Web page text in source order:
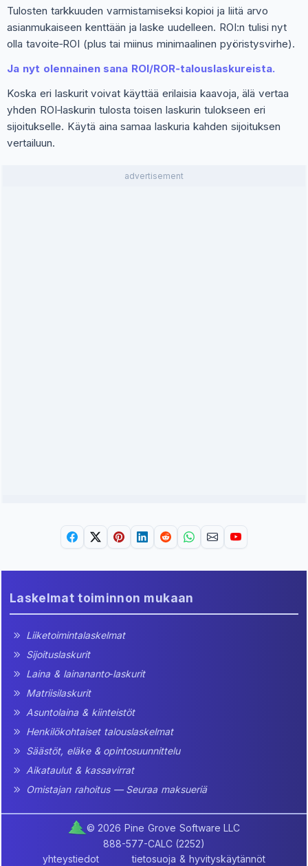
Tulosten tarkkuuden varmistamiseksi kopioi ja liitä arvo
asianmukaiseen kenttään ja laske uudelleen. ROI:n tulisi nyt
olla tavoite‑ROI (plus tai miinus minimaalinen pyöristysvirhe).
Ja nyt olennainen sana ROI/ROR‑talouslaskureista.
Koska eri laskurit voivat käyttää erilaisia kaavoja, älä vertaa
yhden ROI‑laskurin tulosta toisen laskurin tulokseen eri
sijoitukselle. Käytä aina samaa laskuria kahden sijoituksen
vertailuun.
advertisement
Laskelmat toiminnon mukaan
Liiketoimintalaskelmat
Sijoituslaskurit
Laina & lainananto‑laskurit
Matriisilaskurit
Asuntolaina & kiinteistöt
Henkilökohtaiset talouslaskelmat
Säästöt, eläke & opintosuunnittelu
Aikataulut & kassavirrat
Omistajan rahoitus — Seuraa maksueriä
© 2026 Pine Grove Software LLC
888-577-CALC (2252)
yhteystiedot
tietosuoja & hyvityskäytännöt